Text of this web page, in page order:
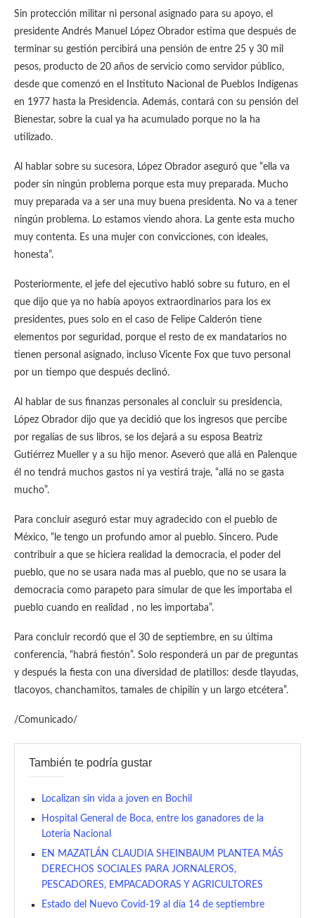
Sin protección militar ni personal asignado para su apoyo, el
presidente Andrés Manuel López Obrador estima que después de
terminar su gestión percibirá una pensión de entre 25 y 30 mil
pesos, producto de 20 años de servicio como servidor público,
desde que comenzó en el Instituto Nacional de Pueblos Indígenas
en 1977 hasta la Presidencia. Además, contará con su pensión del
Bienestar, sobre la cual ya ha acumulado porque no la ha
utilizado.
Al hablar sobre su sucesora, López Obrador aseguró que “ella va
poder sin ningún problema porque esta muy preparada. Mucho
muy preparada va a ser una muy buena presidenta. No va a tener
ningún problema. Lo estamos viendo ahora. La gente esta mucho
muy contenta. Es una mujer con convicciones, con ideales,
honesta”.
Posteriormente, el jefe del ejecutivo habló sobre su futuro, en el
que dijo que ya no había apoyos extraordinarios para los ex
presidentes, pues solo en el caso de Felipe Calderón tiene
elementos por seguridad, porque el resto de ex mandatarios no
tienen personal asignado, incluso Vicente Fox que tuvo personal
por un tiempo que después declinó.
Al hablar de sus finanzas personales al concluir su presidencia,
López Obrador dijo que ya decidió que los ingresos que percibe
por regalías de sus libros, se los dejará a su esposa Beatriz
Gutiérrez Mueller y a su hijo menor. Aseveró que allá en Palenque
él no tendrá muchos gastos ni ya vestirá traje, “allá no se gasta
mucho”.
Para concluir aseguró estar muy agradecido con el pueblo de
México, “le tengo un profundo amor al pueblo. Sincero. Pude
contribuir a que se hiciera realidad la democracia, el poder del
pueblo, que no se usara nada mas al pueblo, que no se usara la
democracia como parapeto para simular de que les importaba el
pueblo cuando en realidad , no les importaba”.
Para concluir recordó que el 30 de septiembre, en su última
conferencia, “habrá fiestón”. Solo responderá un par de preguntas
y después la fiesta con una diversidad de platillos: desde tlayudas,
tlacoyos, chanchamitos, tamales de chipilín y un largo etcétera”.
/Comunicado/
También te podría gustar
Localizan sin vida a joven en Bochil
Hospital General de Boca, entre los ganadores de la
Lotería Nacional
EN MAZATLÁN CLAUDIA SHEINBAUM PLANTEA MÁS
DERECHOS SOCIALES PARA JORNALEROS,
PESCADORES, EMPACADORAS Y AGRICULTORES
Estado del Nuevo Covid-19 al día 14 de septiembre